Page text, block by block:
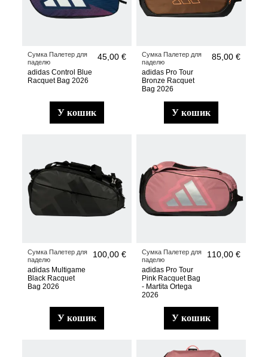
Сумка Палетер для
паделю
adidas Control Blue
Racquet Bag 2026
45,00 €
у кошик
Сумка Палетер для
паделю
adidas Pro Tour
Bronze Racquet
Bag 2026
85,00 €
у кошик
Сумка Палетер для
паделю
adidas Multigame
Black Racquet
Bag 2026
100,00 €
у кошик
Сумка Палетер для
паделю
adidas Pro Tour
Pink Racquet Bag
- Martita Ortega
2026
110,00 €
у кошик